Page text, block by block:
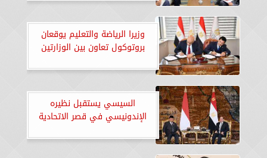
وزيرا الرياضة والتعليم يوقعان
بروتوكول تعاون بين الوزارتين
السيسي يستقبل نظيره
الإندونيسي في قصر الاتحادية